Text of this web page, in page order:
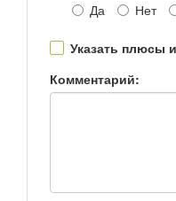
Да
Нет
Указать плюсы
Комментарий: